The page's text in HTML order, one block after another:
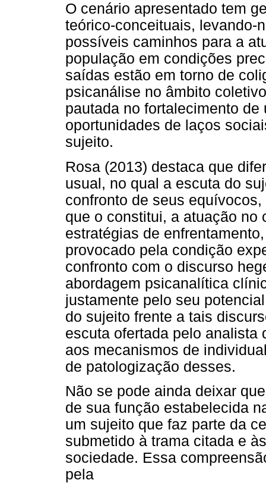
O cenário apresentado tem
teórico-conceituais, levando-
possíveis caminhos para a
população em condições
saídas estão em torno de
psicanálise no âmbito
pautada no fortalecimento
oportunidades de laços
sujeito.
Rosa (2013) destaca que
usual, no qual a escuta do
confronto de seus
que o constitui, a atuação no
estratégias de
provocado pela condição
confronto com o discurso
abordagem psicanalítica
justamente pelo seu
do sujeito frente a tais
escuta ofertada pelo analista
aos mecanismos de
de patologização desses.
Não se pode ainda deixar
de sua função estabelecida
um sujeito que faz parte da
submetido à trama citada e
sociedade. Essa
pela